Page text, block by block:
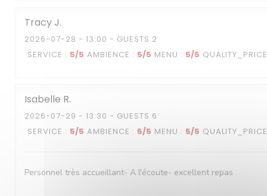
TracyJ
2026-07-28 - 13:00 - GUESTS 2
SERVICE : 5/5 AMBIENCE : 5/5 MENU : 5/5 QUALITY_PRICE
Isabelle R
2026-07-29 - 13:30 - GUESTS 6
SERVICE : 5/5 AMBIENCE : 5/5 MENU : 5/5 QUALITY_PRICE
Personnel très accueillant- A l'écoute- excellent repas